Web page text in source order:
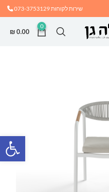
שירות לקוחות073-3753129
0
₪0.00